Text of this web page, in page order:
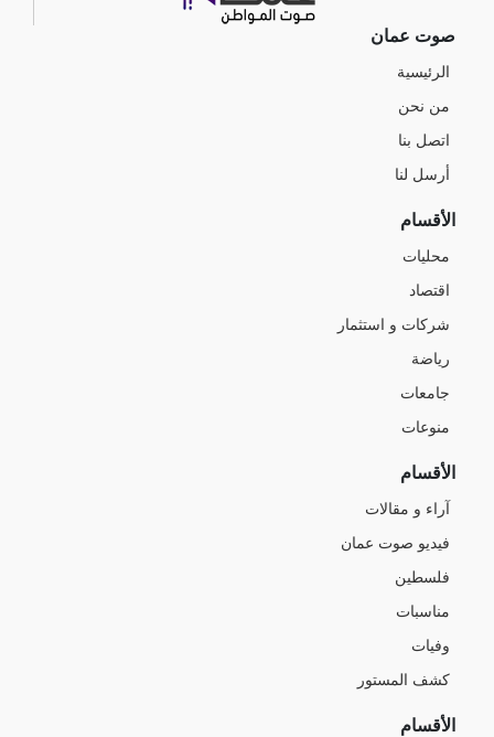
صوت عمان
الرئيسية
من نحن
اتصل بنا
أرسل لنا
الأقسام
محليات
اقتصاد
شركات و استثمار
رياضة
جامعات
منوعات
الأقسام
آراء و مقالات
فيديو صوت عمان
فلسطين
مناسبات
وفيات
كشف المستور
الأقسام